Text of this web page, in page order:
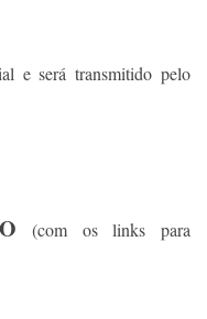
e será transmitido pelo
(com os links para